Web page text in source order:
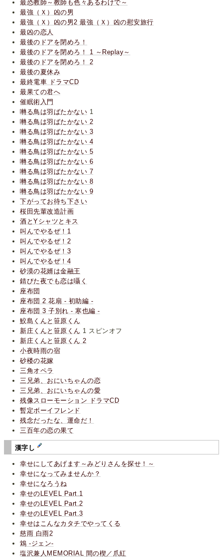
最恐教師～教師も色々あるわけで～
最強（Ｘ）凶の男
最強（Ｘ）凶の男2 最強（Ｘ）凶の慰安旅行
最凶の恋人
最後のドアを閉めろ！
最後のドアを閉めろ！ 1 ～Replay～
最後のドアを閉めろ！ 2
最後の夏休み
最終電車 ドラマCD
最果ての君へ
催眠術入門
囀る鳥は羽ばたかない 1
囀る鳥は羽ばたかない 2
囀る鳥は羽ばたかない 3
囀る鳥は羽ばたかない 4
囀る鳥は羽ばたかない 5
囀る鳥は羽ばたかない 6
囀る鳥は羽ばたかない 7
囀る鳥は羽ばたかない 8
囀る鳥は羽ばたかない 9
下がってお待ち下さい
桜田先輩改造計画
酒とYシャツとキス
叫んでやるぜ！1
叫んでやるぜ！2
叫んでやるぜ！3
叫んでやるぜ！4
砂漠の花婿は金融王
錆びた夜でも恋は囁く
座布団
座布団 2 花扇 - 初助編 -
座布団 3 子別れ - 寒也編 -
鮫島くんと笹原くん
新庄くんと笹原くん 1 スピンオフ
新庄くんと笹原くん 2
小夜時雨の宿
砂楼の花嫁
三角オペラ
三兄弟、おにいちゃんの恋
三兄弟、おにいちゃんの愛
残像スローモーション ドラマCD
暫定ボーイフレンド
残念だったな、運命だ！
三百年の恋の果て
漢字し
幸せにしてあげます～みどりさんを探せ！～
幸せになってみませんか？
幸せになろうね
幸せのLEVEL Part.1
幸せのLEVEL Part.2
幸せのLEVEL Part.3
幸せはこんなカタチでやってくる
慈雨 白雨2
鴆 -ジェン-
塩沢兼人MEMORIAL 間の楔／爪紅